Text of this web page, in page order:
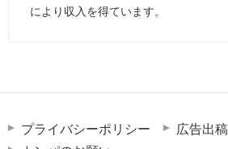
により収入を得ています。
プライバシーポリシー
広告出